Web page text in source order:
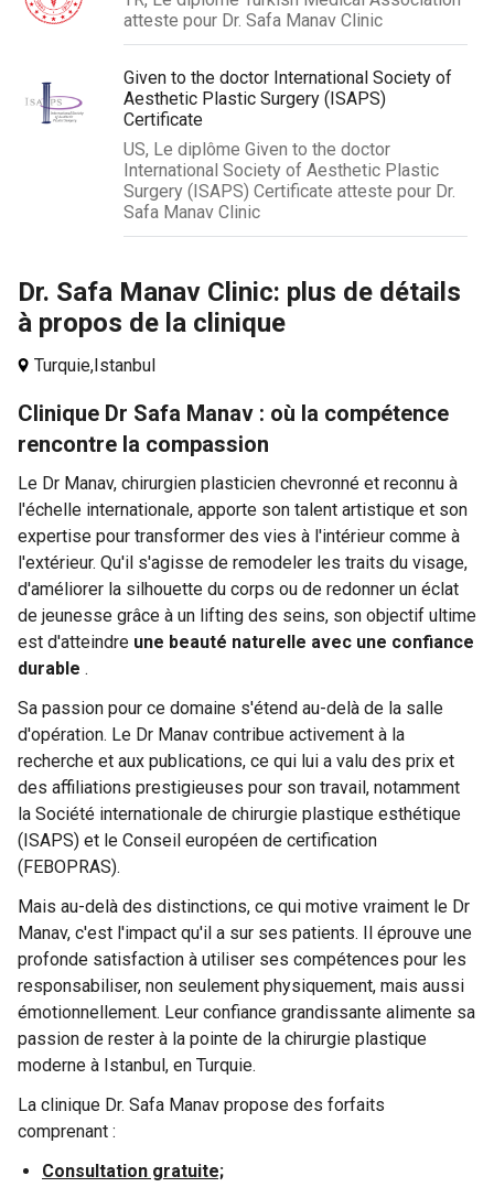
atteste pour Dr. Safa Manav Clinic
Given to the doctor International Society of
Aesthetic Plastic Surgery (ISAPS)
Сertificate
US, Le diplôme Given to the doctor
International Society of Aesthetic Plastic
Surgery (ISAPS) Сertificate atteste pour Dr.
Safa Manav Clinic
Dr. Safa Manav Clinic: plus de détails
à propos de la clinique
Turquie,Istanbul
Clinique Dr Safa Manav : où la compétence
rencontre la compassion
Le Dr Manav, chirurgien plasticien chevronné et reconnu à
l'échelle internationale, apporte son talent artistique et son
expertise pour transformer des vies à l'intérieur comme à
l'extérieur. Qu'il s'agisse de remodeler les traits du visage,
d'améliorer la silhouette du corps ou de redonner un éclat
de jeunesse grâce à un lifting des seins, son objectif ultime
est d'atteindre une beauté naturelle avec une confiance
durable .
Sa passion pour ce domaine s'étend au-delà de la salle
d'opération. Le Dr Manav contribue activement à la
recherche et aux publications, ce qui lui a valu des prix et
des affiliations prestigieuses pour son travail, notamment
la Société internationale de chirurgie plastique esthétique
(ISAPS) et le Conseil européen de certification
(FEBOPRAS).
Mais au-delà des distinctions, ce qui motive vraiment le Dr
Manav, c'est l'impact qu'il a sur ses patients. Il éprouve une
profonde satisfaction à utiliser ses compétences pour les
responsabiliser, non seulement physiquement, mais aussi
émotionnellement. Leur confiance grandissante alimente sa
passion de rester à la pointe de la chirurgie plastique
moderne à Istanbul, en Turquie.
La clinique Dr. Safa Manav propose des forfaits
comprenant :
Consultation gratuite;